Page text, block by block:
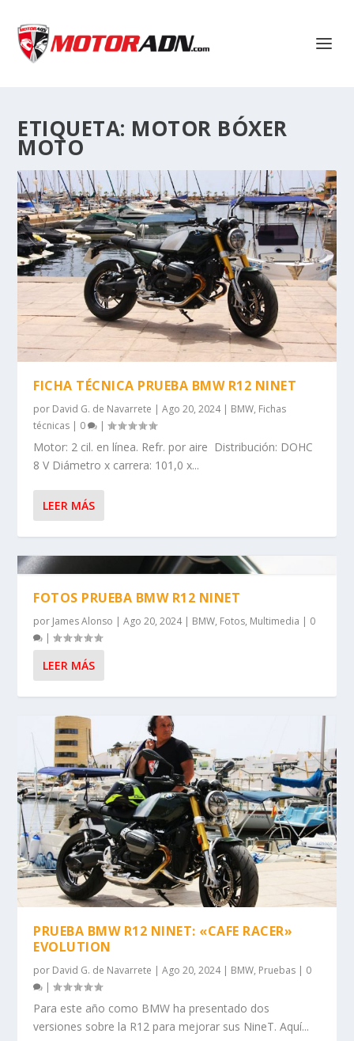
ETIQUETA: MOTOR BÓXER
MOTO
FICHA TÉCNICA PRUEBA BMW R12 NINET
por David G. de Navarrete |Ago 20, 2024| BMW, Fichas
técnicas | 0 |
Motor: 2 cil. en línea. Refr. por aire Distribución: DOHC
8 V Diámetro x carrera: 101,0 x...
LEER MÁS
FOTOS PRUEBA BMW R12 NINET
por James Alonso |Ago 20, 2024| BMW, Fotos, Multimedia | 0
|
LEER MÁS
PRUEBA BMW R12 NINET: «CAFE RACER»
EVOLUTION
por David G. de Navarrete |Ago 20, 2024| BMW, Pruebas | 0
|
Para este año como BMW ha presentado dos
versiones sobre la R12 para mejorar sus NineT. Aquí...